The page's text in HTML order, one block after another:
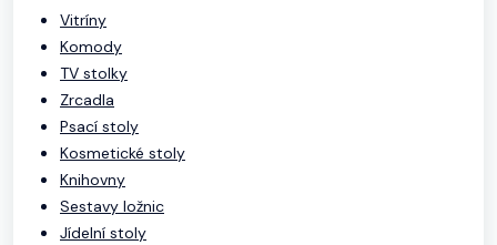
Vitríny
Komody
TV stolky
Zrcadla
Psací stoly
Kosmetické stoly
Knihovny
Sestavy ložnic
Jídelní stoly